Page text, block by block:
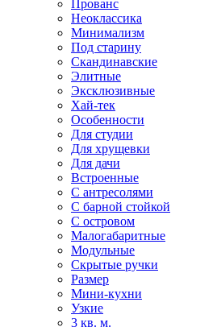
Прованс
Неоклассика
Минимализм
Под старину
Скандинавские
Элитные
Эксклюзивные
Хай-тек
Особенности
Для студии
Для хрущевки
Для дачи
Встроенные
С антресолями
С барной стойкой
С островом
Малогабаритные
Модульные
Скрытые ручки
Размер
Мини-кухни
Узкие
3 кв. м.